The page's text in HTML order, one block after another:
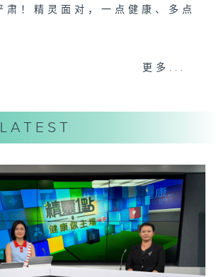
肃！精灵面对，一点健康、多点
下午 1 时10分 香港电台第一
31
时 香港电台第一台
更多...
LATEST